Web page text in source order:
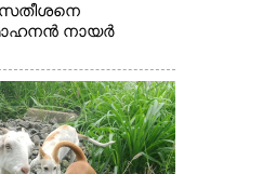
നായർ